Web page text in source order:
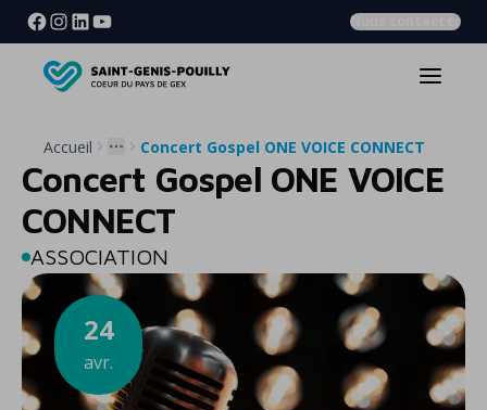
Nous contacter
Accueil MoreConcert Gospel ONE VOICE CONNECT
Concert Gospel ONE VOICE
CONNECT
ASSOCIATION
24
avr.